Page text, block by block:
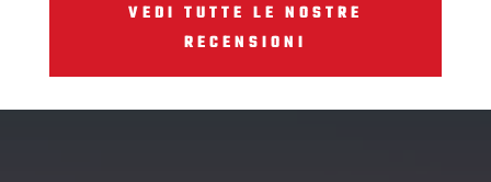
VEDI TUTTE LE NOSTRE
RECENSIONI